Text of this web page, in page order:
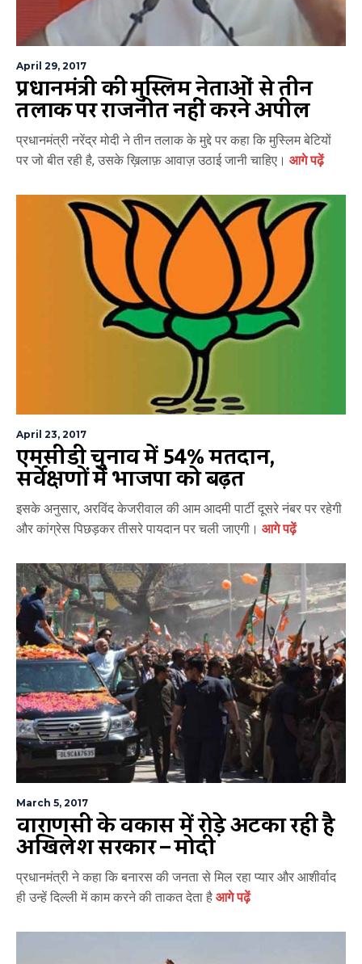
April 29, 2017
प्रधानमंत्री की मुस्लिम नेताओं से तीन
तलाक पर राजनीति नहीं करने अपील
प्रधानमंत्री नरेंद्र मोदी ने तीन तलाक के मुद्दे पर कहा कि मुस्लिम बेटियों
पर जो बीत रही है, उसके ख़िलाफ़ आवाज़ उठाई जानी चाहिए। आगे पढ़ें
April 23, 2017
एमसीडी चुनाव में 54% मतदान,
सर्वेक्षणों में भाजपा को बढ़त
इसके अनुसार, अरविंद केजरीवाल की आम आदमी पार्टी दूसरे नंबर पर रहेगी
और कांग्रेस पिछड़कर तीसरे पायदान पर चली जाएगी। आगे पढ़ें
March 5, 2017
वाराणसी के विकास में रोड़े अटका रही है
अखिलेश सरकार – मोदी
प्रधानमंत्री ने कहा कि बनारस की जनता से मिल रहा प्यार और आशीर्वाद
ही उन्हें दिल्ली में काम करने की ताकत देता है आगे पढ़ें